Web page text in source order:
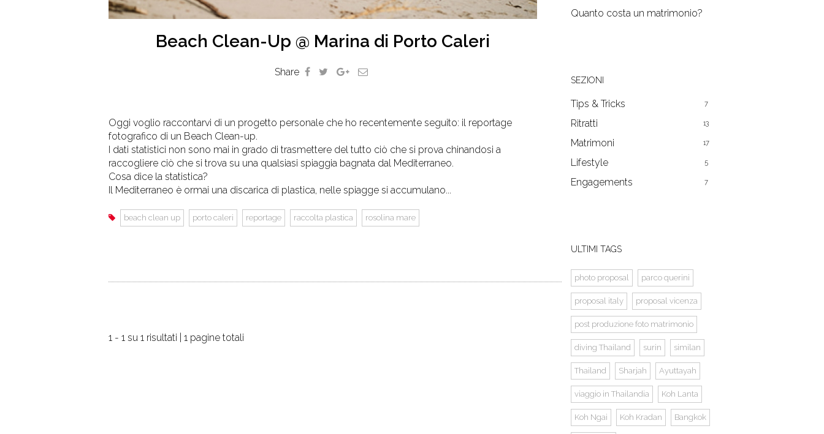
Beach Clean-Up @ Marina di Porto Caleri
Share
Oggi voglio raccontarvi di un progetto personale che ho recentemente seguito: il reportage
fotografico di un Beach Clean-up.
I dati statistici non sono mai in grado di trasmettere del tutto ciò che si prova chinandosi a
raccogliere ciò che si trova su una qualsiasi spiaggia bagnata dal Mediterraneo.
Cosa dice la statistica?
Il Mediterraneo è ormai una discarica di plastica, nelle spiagge si accumulano...
beach clean up porto caleri reportage raccolta plastica rosolina mare
1 - 1 su 1 risultati | 1 pagine totali
Quanto costa un matrimonio?
SEZIONI
Tips & Tricks 7
Ritratti 13
Matrimoni 17
Lifestyle 5
Engagements 7
ULTIMI TAGS
photo proposal parco querini
proposal italy proposal vicenza
post produzione foto matrimonio
diving Thailand surin similan
Thailand Sharjah Ayuttayah
viaggio in Thailandia Koh Lanta
Koh Ngai Koh Kradan Bangkok